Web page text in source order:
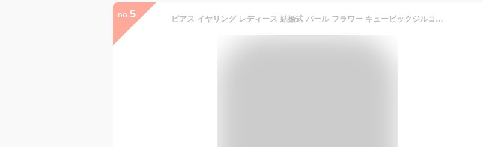
no. 5 ピアス イヤリング レディース 結婚式 パール フラワー キュービックジルコニア お呼ばれ フォーマル パーティ ウエディング 花嫁 シンプル 大人可愛い ギフト デート 幸せが訪れる